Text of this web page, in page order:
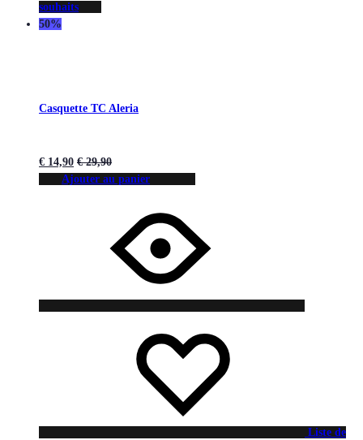
souhaits
50%
Casquette TC Aleria
€ 14,90 €29,90
Ajouter au panier
Liste de